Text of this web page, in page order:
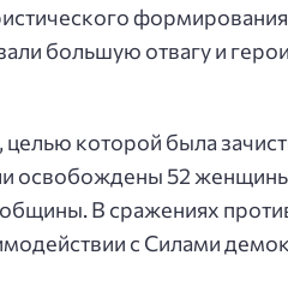
большую отвагу и
которой была
освобождены 52 женщины
В сражениях
с Силами